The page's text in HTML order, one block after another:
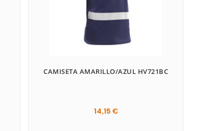
CAMISETA AMARILLO/AZUL HV721BC
14,15 €